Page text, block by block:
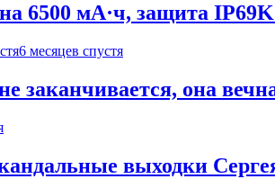
6500 мА·ч, защита
6 месяцев спустя
заканчивается, она
выходки